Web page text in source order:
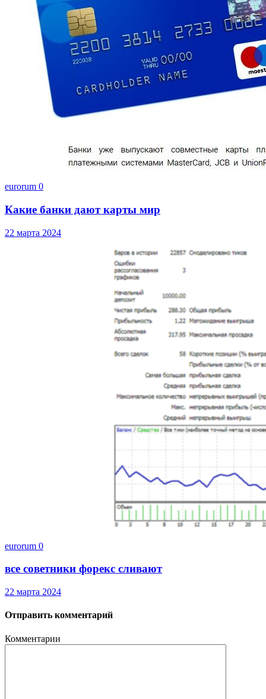
eurorum 0
Какие банки дают карты мир
22 марта 2024
eurorum 0
все советники форекс сливают
22 марта 2024
Отправить комментарий
Комментарии